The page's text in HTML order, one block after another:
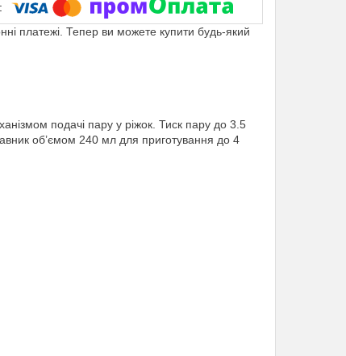
платежі. Тепер ви можете купити будь-який
подачі пару у ріжок. Тиск пару до 3.5
об’ємом 240 мл для приготування до 4